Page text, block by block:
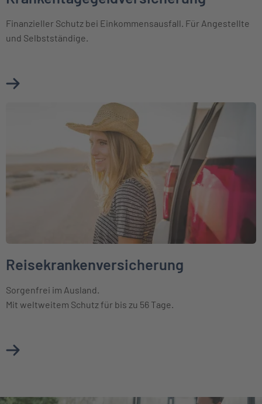
Finanzieller Schutz bei Einkommensausfall. Für Angestellte
und Selbstständige.
Mehr über Krankentagegeldversicherung erfahren
Weiter zu Reisekrankenversicherung
Reisekrankenversicherung
Sorgenfrei im Ausland.
Mit weltweitem Schutz für bis zu 56 Tage.
Mehr über Reisekrankenversicherung erfahren